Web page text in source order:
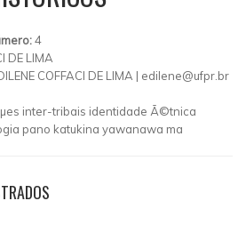
4
DE LIMA
COFFACI DE LIMA | edilene@ufpr.br
inter-tribais identidade Ã©tnica
pano katukina yawanawa ma